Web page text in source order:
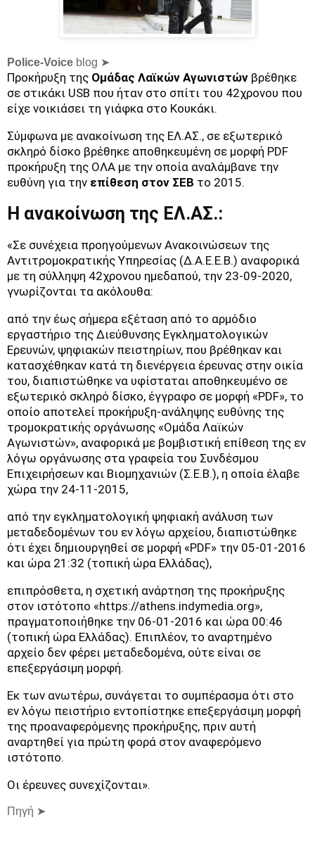
Police-Voice blog ➤
Προκήρυξη της Ομάδας Λαϊκών Αγωνιστών βρέθηκε
σε στικάκι USB που ήταν στο σπίτι του 42χρονου που
είχε νοικιάσει τη γιάφκα στο Κουκάκι.
Σύμφωνα με ανακοίνωση της ΕΛ.ΑΣ., σε εξωτερικό
σκληρό δίσκο βρέθηκε αποθηκευμένη σε μορφή PDF
προκήρυξη της ΟΛΑ με την οποία αναλάμβανε την
ευθύνη για την επίθεση στον ΣΕΒ το 2015.
Η ανακοίνωση της ΕΛ.ΑΣ.:
«Σε συνέχεια προηγούμενων Ανακοινώσεων της
Αντιτρομοκρατικής Υπηρεσίας (Δ.Α.Ε.Ε.Β.) αναφορικά
με τη σύλληψη 42χρονου ημεδαπού, την 23-09-2020,
γνωρίζονται τα ακόλουθα:
από την έως σήμερα εξέταση από το αρμόδιο
εργαστήριο της Διεύθυνσης Εγκληματολογικών
Ερευνών, ψηφιακών πειστηρίων, που βρέθηκαν και
κατασχέθηκαν κατά τη διενέργεια έρευνας στην οικία
του, διαπιστώθηκε να υφίσταται αποθηκευμένο σε
εξωτερικό σκληρό δίσκο, έγγραφο σε μορφή «PDF», το
οποίο αποτελεί προκήρυξη-ανάληψης ευθύνης της
τρομοκρατικής οργάνωσης «Ομάδα Λαϊκών
Αγωνιστών», αναφορικά με βομβιστική επίθεση της εν
λόγω οργάνωσης στα γραφεία του Συνδέσμου
Επιχειρήσεων και Βιομηχανιών (Σ.Ε.Β.), η οποία έλαβε
χώρα την 24-11-2015,
από την εγκληματολογική ψηφιακή ανάλυση των
μεταδεδομένων του εν λόγω αρχείου, διαπιστώθηκε
ότι έχει δημιουργηθεί σε μορφή «PDF» την 05-01-2016
και ώρα 21:32 (τοπική ώρα Ελλάδας),
επιπρόσθετα, η σχετική ανάρτηση της προκήρυξης
στον ιστότοπο «https://athens.indymedia.org»,
πραγματοποιήθηκε την 06-01-2016 και ώρα 00:46
(τοπική ώρα Ελλάδας). Επιπλέον, το αναρτημένο
αρχείο δεν φέρει μεταδεδομένα, ούτε είναι σε
επεξεργάσιμη μορφή.
Εκ των ανωτέρω, συνάγεται το συμπέρασμα ότι στο
εν λόγω πειστήριο εντοπίστηκε επεξεργάσιμη μορφή
της προαναφερόμενης προκήρυξης, πριν αυτή
αναρτηθεί για πρώτη φορά στον αναφερόμενο
ιστότοπο.
Οι έρευνες συνεχίζονται».
Πηγή ➤